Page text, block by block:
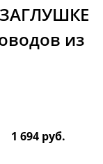
из
1 694 руб.